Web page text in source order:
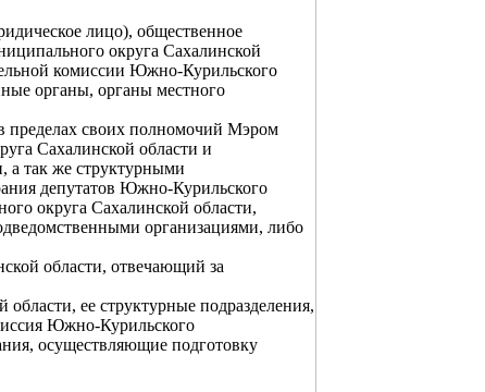
лицо), общественное
округа Сахалинской
комиссии Южно-Курильского
органы, органы местного
пределах своих полномочий Мэром
Сахалинской области и
а так же структурными
депутатов Южно-Курильского
округа Сахалинской области,
организациями, либо
области, отвечающий за
ее структурные подразделения,
Южно-Курильского
осуществляющие подготовку